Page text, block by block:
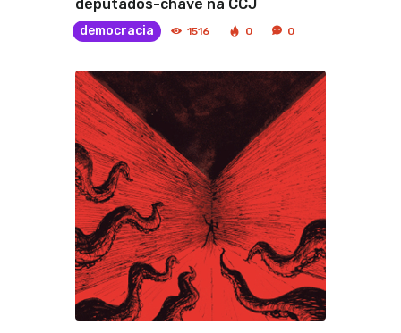
deputados-chave na CCJ
democracia 1516 0 0